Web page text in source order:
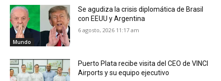
Mundo
Se agudiza la crisis diplomática de Brasil
con EEUU y Argentina
6 agosto, 2026 11:17 am
Puerto Plata recibe visita del CEO de VINCI
Airports y su equipo ejecutivo